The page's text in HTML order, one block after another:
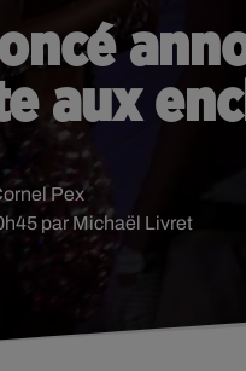
aux
par Michaël Livret
Pex